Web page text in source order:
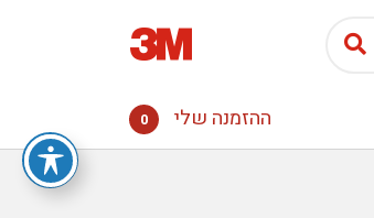
ההזמנה שלי 0